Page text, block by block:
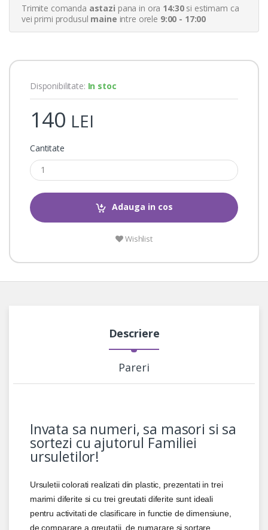
i
Trimite comanda astazi pana in ora 14:30si estimam ca
vei primi produsul maine intre orele 9:00 - 17:00
Disponibilitate: In stoc
140 LEI
Cantitate
Adauga in cos
Wishlist
Descriere
Pareri
Invata sa numeri, sa masori si sa
sortezi cu ajutorul Familiei
ursuletilor!
Ursuletii colorati realizati din plastic, prezentati in trei
marimi diferite si cu trei greutati diferite sunt ideali
pentru activitati de clasificare in functie de dimensiune,
de comparare a greutatii, de numarare si sortare.